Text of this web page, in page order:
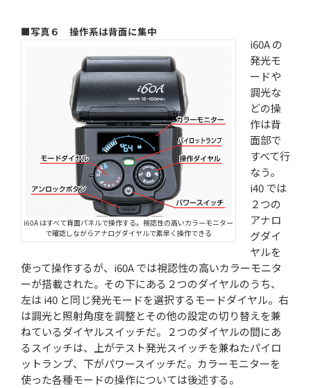
■写真６ 操作系は背面に集中
i60A はすべて背面パネルで操作する。視認性の高いカラーモニター
で確認しながらアナログダイヤルで素早く操作できる
i60A の
発光モ
ードや
調光な
どの操
作は背
面部で
すべて行
なう。
i40 では
２つの
アナロ
グダイ
ヤルを
使って操作するが、i60A では視認性の高いカラーモニタ
ーが搭載された。その下にある２つのダイヤルのうち、
左は i40 と同じ発光モードを選択するモードダイヤル。右
は調光と照射角度を調整とその他の設定の切り替えを兼
ねているダイヤルスイッチだ。２つのダイヤルの間にあ
るスイッチは、上がテスト発光スイッチを兼ねたパイロ
ットランプ、下がパワースイッチだ。カラーモニターを
使った各種モードの操作については後述する。